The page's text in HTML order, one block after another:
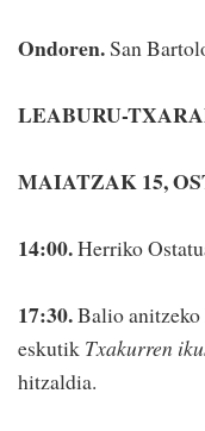
Ondoren.San
LEABURU-
MAIATZAK 15,
14:00.Herriko
17:30.Balio
eskutik Txakurren
hitzaldia.